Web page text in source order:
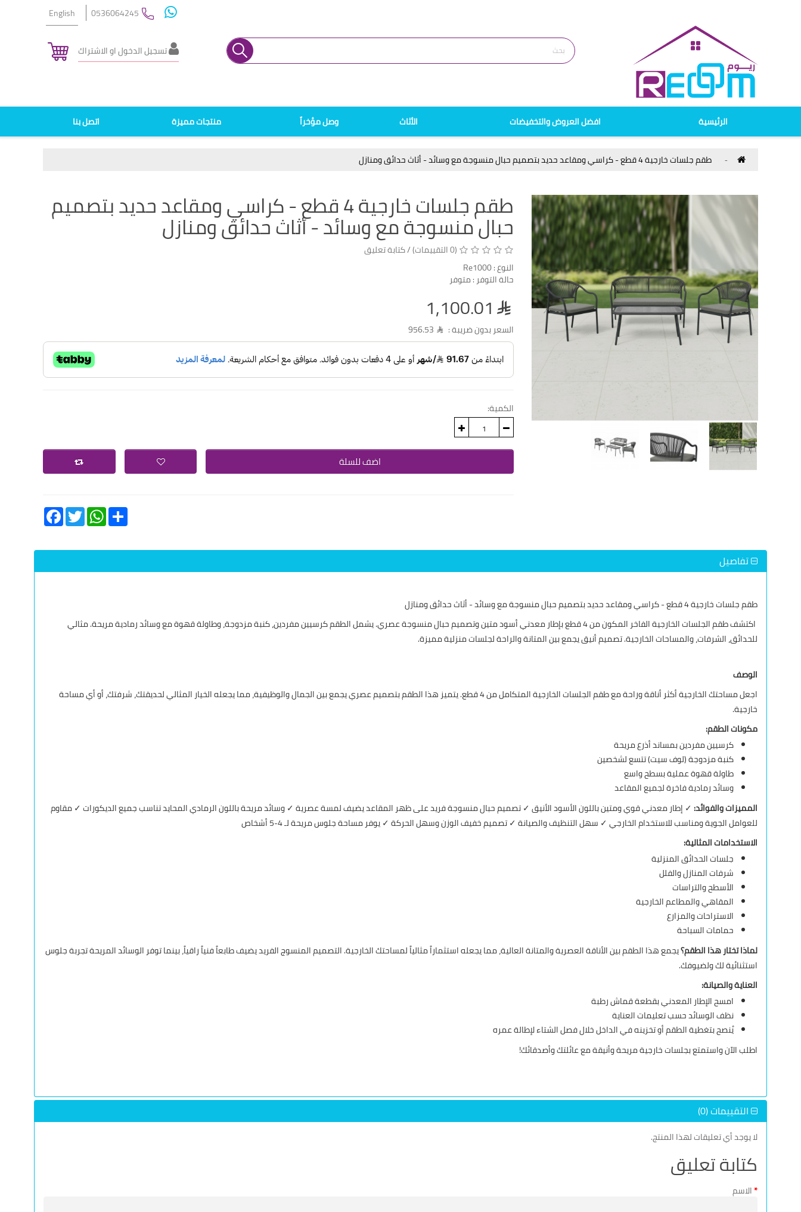
0536064245
English
الرئيسية افضل العروض والتخفيضات الأثاث وصل مؤخراً منتجات مميزة اتصل بنا
طقم جلسات خارجية 4 قطع - كراسي ومقاعد حديد بتصميم حبال منسوجة مع وسائد - أثاث حدائق ومنازل
طقم جلسات خارجية 4 قطع - كراسي ومقاعد حديد بتصميم
حبال منسوجة مع وسائد - أثاث حدائق ومنازل
(0 التقييمات) /كتابة تعليق
النوع :Re1000
حالة التوفر :متوفر
1,100.01
السعر بدون ضريبة : 956.53
الكمية:
اضف للسلة
FacebookTwitter
WhatsAppShare
تفاصيل
طقم جلسات خارجية 4 قطع - كراسي ومقاعد حديد بتصميم حبال منسوجة مع وسائد - أثاث حدائق ومنازل
اكتشف طقم الجلسات الخارجية الفاخر المكون من 4 قطع بإطار معدني أسود متين وتصميم حبال منسوجة عصري. يشمل الطقم كرسيين مفردين، كنبة مزدوجة، وطاولة قهوة مع وسائد رمادية مريحة. مثالي
للحدائق، الشرفات، والمساحات الخارجية. تصميم أنيق يجمع بين المتانة والراحة لجلسات منزلية مميزة.
الوصف
اجعل مساحتك الخارجية أكثر أناقة وراحة مع طقم الجلسات الخارجية المتكامل من 4 قطع. يتميز هذا الطقم بتصميم عصري يجمع بين الجمال والوظيفية، مما يجعله الخيار المثالي لحديقتك، شرفتك، أو أي مساحة
خارجية.
مكونات الطقم:
كرسيين مفردين بمساند أذرع مريحة
كنبة مزدوجة (لوف سيت) تتسع لشخصين
طاولة قهوة عملية بسطح واسع
وسائد رمادية فاخرة لجميع المقاعد
المميزات والفوائد: ✓ إطار معدني قوي ومتين باللون الأسود الأنيق ✓ تصميم حبال منسوجة فريد على ظهر المقاعد يضيف لمسة عصرية ✓ وسائد مريحة باللون الرمادي المحايد تناسب جميع الديكورات ✓ مقاوم
للعوامل الجوية ومناسب للاستخدام الخارجي ✓ سهل التنظيف والصيانة ✓ تصميم خفيف الوزن وسهل الحركة ✓ يوفر مساحة جلوس مريحة لـ 4-5 أشخاص
الاستخدامات المثالية:
جلسات الحدائق المنزلية
شرفات المنازل والفلل
الأسطح والتراسات
المقاهي والمطاعم الخارجية
الاستراحات والمزارع
حمامات السباحة
لماذا تختار هذا الطقم؟يجمع هذا الطقم بين الأناقة العصرية والمتانة العالية، مما يجعله استثماراً مثالياً لمساحتك الخارجية. التصميم المنسوج الفريد يضيف طابعاً فنياً راقياً، بينما توفر الوسائد المريحة تجربة جلوس
استثنائية لك ولضيوفك.
العناية والصيانة:
امسح الإطار المعدني بقطعة قماش رطبة
نظف الوسائد حسب تعليمات العناية
يُنصح بتغطية الطقم أو تخزينه في الداخل خلال فصل الشتاء لإطالة عمره
اطلب الآن واستمتع بجلسات خارجية مريحة وأنيقة مع عائلتك وأصدقائك!
التقييمات (0)
لا يوجد أي تعليقات لهذا المنتج.
كتابة تعليق
الاسم